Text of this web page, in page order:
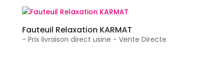
Fauteuil Relaxation KARMAT
- Prix livraison direct usine - Vente Directe